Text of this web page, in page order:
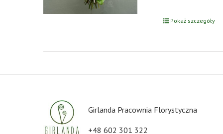
Pokaż szczegóły
Girlanda Pracownia Florystyczna
+48 602 301 322